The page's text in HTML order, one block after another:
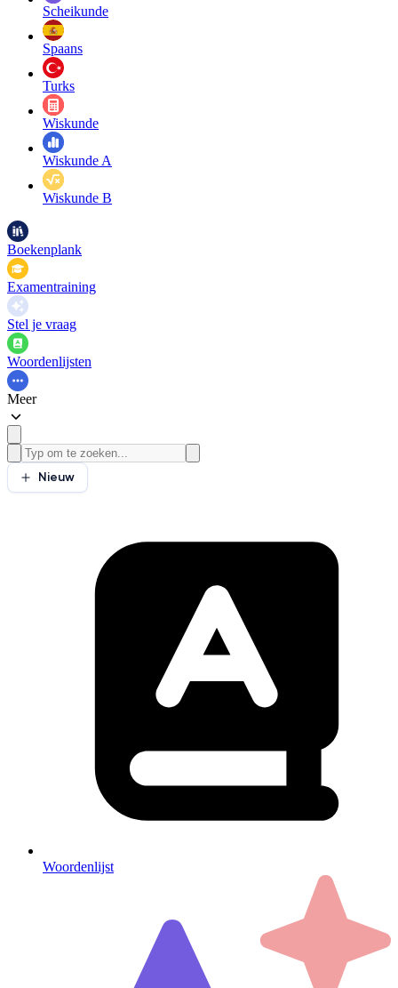
Scheikunde
Spaans
Turks
Wiskunde
Wiskunde A
Wiskunde B
Boekenplank
Examentraining
Stel je vraag
Woordenlijsten
Meer
Nieuw
Woordenlijst